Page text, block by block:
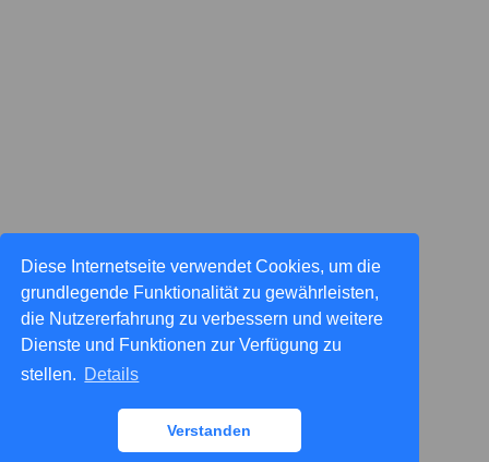
Diese Internetseite verwendet Cookies, um die
grundlegende Funktionalität zu gewährleisten,
die Nutzererfahrung zu verbessern und weitere
Dienste und Funktionen zur Verfügung zu
stellen. Details
Verstanden